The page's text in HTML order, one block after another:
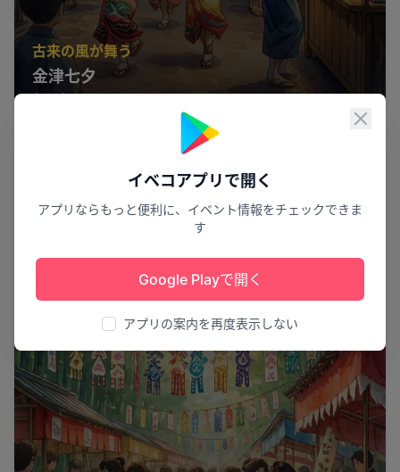
閉じ
イベコアプリで開く
アプリならもっと便利に、イベント情報をチェックできま
す
Google Playで開く
アプリの案内を再度表示しない
古来の風が舞う
金津七夕
角田市 7